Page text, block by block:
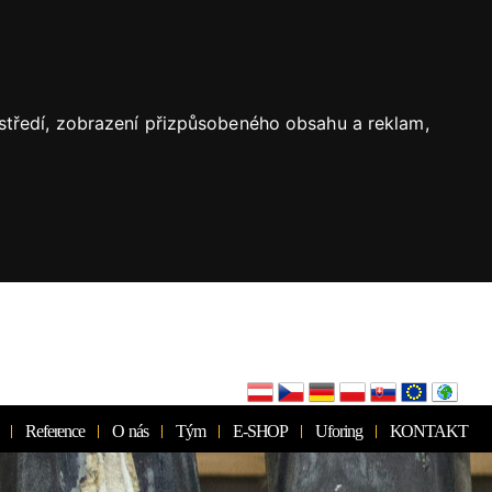
zobrazení přizpůsobeného obsahu a reklam,
Reference O nás Tým E-SHOP Uforing KONTAKT